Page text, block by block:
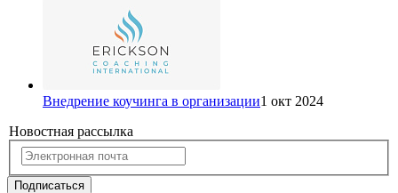
Внедрение коучинга в организации1 окт 2024
Новостная рассылка
Подписаться